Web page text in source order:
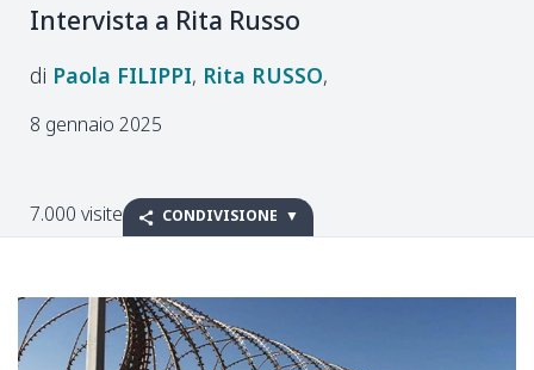
Intervista a Rita Russo
Paola FILIPPI Rita RUSSO
8 gennaio 2025
7.000 visite CONDIVISIONE